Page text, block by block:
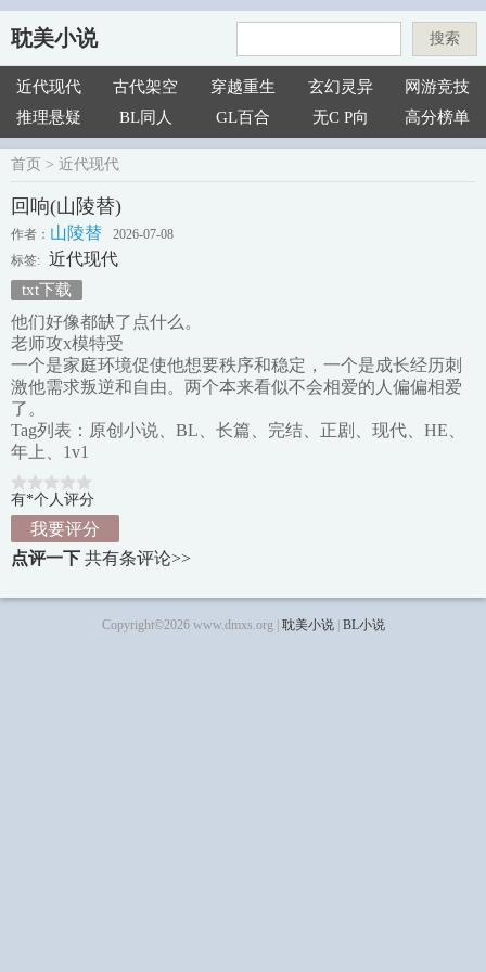
耽美小说 搜索
近代现代 古代架空 穿越重生 玄幻灵异
网游竞技
推理悬疑
BL同人 GL百合 无C P向 高分榜单
首页 > 近代现代
回响(山陵替)
作者： 山陵替
2026-07-08
标签: 近代现代
txt下载
他们好像都缺了点什么。
老师攻x模特受
一个是家庭环境促使他想要秩序和稳定，一个是成长经历刺
激他需求叛逆和自由。两个本来看似不会相爱的人偏偏相爱
了。
Tag列表：原创小说、BL、长篇、完结、正剧、现代、HE、
年上、1v1
有*个人评分
我要评分
点评一下 共有条评论>>
Copyright©2026 www.dmxs.org | 耽美小说| BL小说